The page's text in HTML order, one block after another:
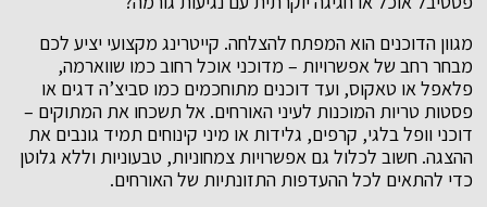
מגוון הדוכנים הוא המפתח להצלחה. קייטרינג מקצועי יציע לכם
מבחר רחב של אפשרויות – מדוכני אוכל רחוב כמו שווארמה,
פלאפל או טאקוס, ועד דוכנים מתוחכמים כמו סביצ’ה דגים או
פסטות טריות המוכנות לעיני האורחים. אל תשכחו את המתוקים –
דוכני וופל בלגי, קרפים, גלידות או מיני קינוחים תמיד גונבים את
ההצגה. חשוב לכלול גם אפשרויות צמחוניות, טבעוניות וללא גלוטן
כדי להתאים לכל ההעדפות התזונתיות של האורחים.